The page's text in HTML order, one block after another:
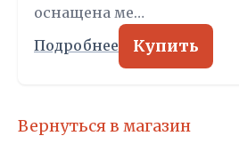
оснащена ме…
Подробнее Купить
Вернуться в магазин